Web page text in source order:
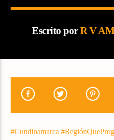
Escrito porR V AM
#Cundinamarca